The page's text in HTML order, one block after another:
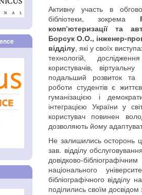
Активну участь в
бібліотеки, зокрема
комп’ютеризації та
Борсук О.О., інженер-
відділу, які у своїх
технологій,
користувачів,
подальший розвиток та
роботи студентів є
гуманізацією і
інтеграцією України у
користувач повинен
дозволяють йому
Не залишились осторонь
зав. відділу
довідково-
національного
бібліографічного відділу
поділились своїм